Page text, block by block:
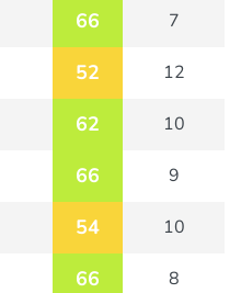
66 7
52 12
62 10
66 9
54 10
66 8